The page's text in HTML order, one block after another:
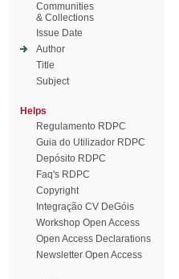
Communities
& Collections
Issue Date
Author
Title
Subject
Helps
Regulamento RDPC
Guia do Utilizador RDPC
Depósito RDPC
Faq's RDPC
Copyright
Integração CV DeGóis
Workshop Open Access
Open Access Declarations
Newsletter Open Access